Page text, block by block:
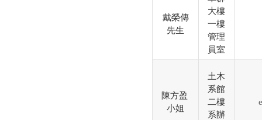
戴榮傳
先生
大樓
一樓
管理
員室
陳方盈
小姐
土木
系館
二樓
系辦